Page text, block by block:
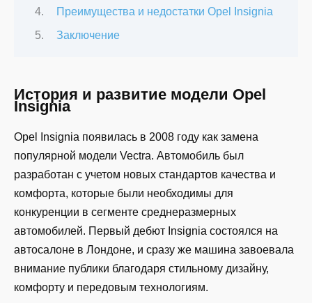
Преимущества и недостатки Opel Insignia
Заключение
История и развитие модели Opel
Insignia
Opel Insignia появилась в 2008 году как замена
популярной модели Vectra. Автомобиль был
разработан с учетом новых стандартов качества и
комфорта, которые были необходимы для
конкуренции в сегменте среднеразмерных
автомобилей. Первый дебют Insignia состоялся на
автосалоне в Лондоне, и сразу же машина завоевала
внимание публики благодаря стильному дизайну,
комфорту и передовым технологиям.